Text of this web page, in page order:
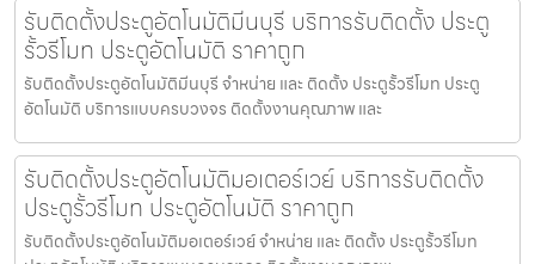
รับติดตั้งประตูอัตโนมัติมีนบุรี บริการรับติดตั้ง ประตู
รั้วรีโมท ประตูอัตโนมัติ ราคาถูก
รับติดตั้งประตูอัตโนมัติมีนบุรี จำหน่าย และ ติดตั้ง ประตูรั้วรีโมท ประตู
อัตโนมัติ บริการแบบครบวงจร ติดตั้งงานคุณภาพ และ
รับติดตั้งประตูอัตโนมัติมอเตอร์เวย์ บริการรับติดตั้ง
ประตูรั้วรีโมท ประตูอัตโนมัติ ราคาถูก
รับติดตั้งประตูอัตโนมัติมอเตอร์เวย์ จำหน่าย และ ติดตั้ง ประตูรั้วรีโมท